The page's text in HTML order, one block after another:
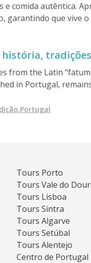
comida autêntica.
que vive
from the Latin
in Portugal,
as an
,Portugal
Tours Porto
Tours Vale do
Tours Lisboa
Tours Sintra
Tours Algarve
Tours Setúbal
Tours Alentejo
Centro de Portugal